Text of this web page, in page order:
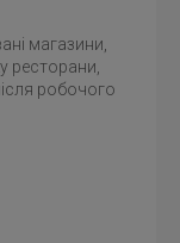
магазини,
ресторани,
робочого